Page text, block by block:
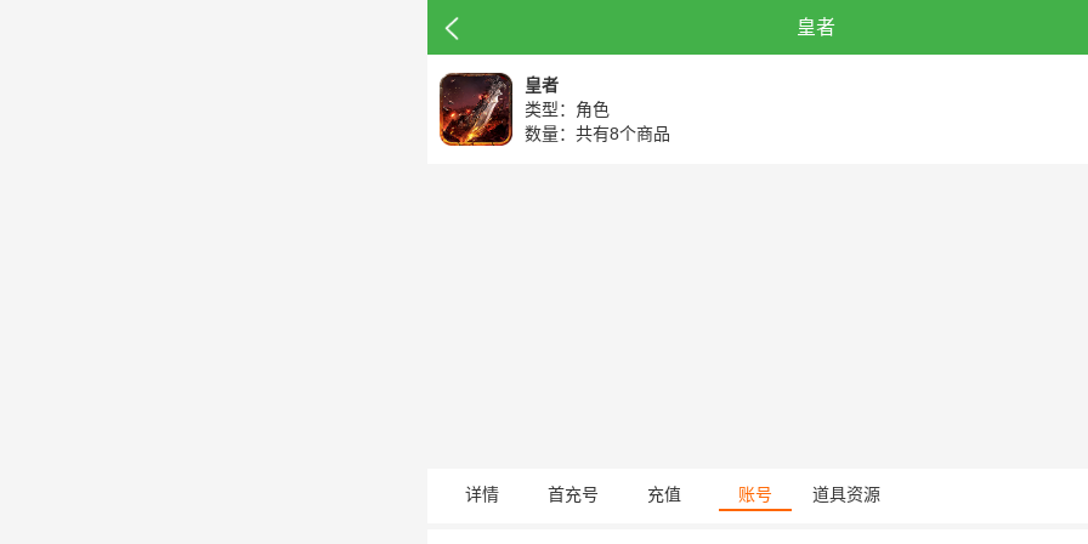
皇者
皇者
类型：角色
数量：共有8个商品
详情 首充号 充值 账号 道具资源